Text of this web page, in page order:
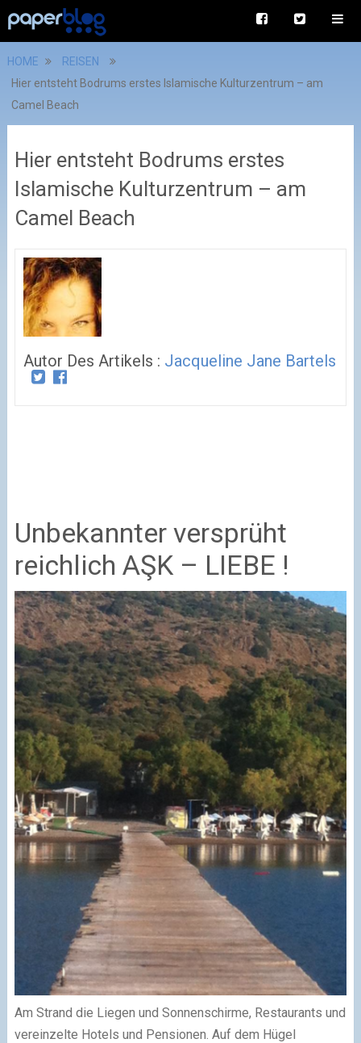
HOME
REISEN
Hier entsteht Bodrums erstes Islamische Kulturzentrum – am
Camel Beach
Hier entsteht Bodrums erstes
Islamische Kulturzentrum – am
Camel Beach
Autor Des Artikels : Jacqueline Jane Bartels
Unbekannter versprüht
reichlich AŞK – LIEBE !
Am Strand die Liegen und Sonnenschirme, Restaurants und
vereinzelte Hotels und Pensionen. Auf dem Hügel